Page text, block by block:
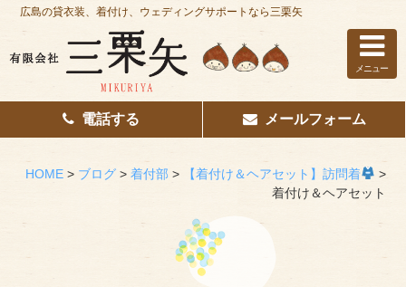
ホーム
はじめての方へ
広島の貸衣装、着付け、ウェディングサポートなら三栗矢
メニュー
電話する メールフォーム
HOME> ブログ> 着付部 > 【着付け＆ヘアセット】訪問着
>
着付け＆ヘアセット